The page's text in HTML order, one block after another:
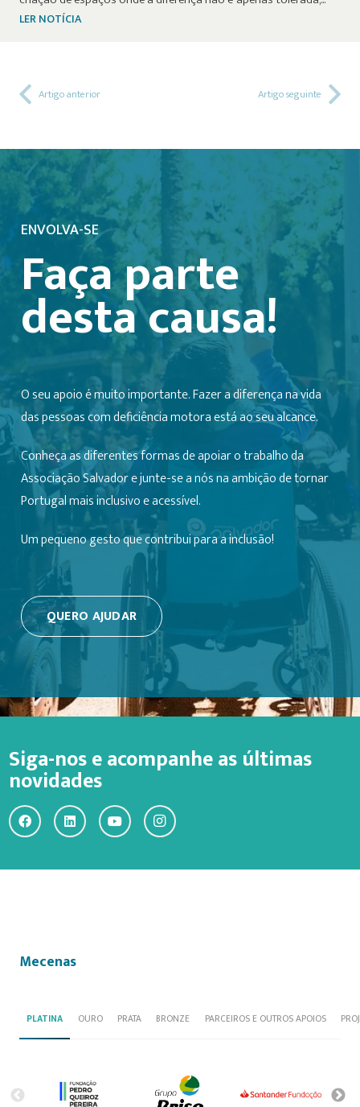
LER NOTÍCIA
Artigo anterior Artigo seguinte
ENVOLVA-SE
Faça parte
desta causa!
O seu apoio é muito importante. Fazer a diferença na vida
das pessoas com deficiência motora está ao seu alcance.
Conheça as diferentes formas de apoiar o trabalho da
Associação Salvador e junte-se a nós na ambição de tornar
Portugal mais inclusivo e acessível.
Um pequeno gesto que contribui para a inclusão!
QUERO AJUDAR
Siga-nos e acompanhe as últimas
novidades
Mecenas
PLATINA OURO PRATA BRONZE PARCEIROS E OUTROS APOIOS